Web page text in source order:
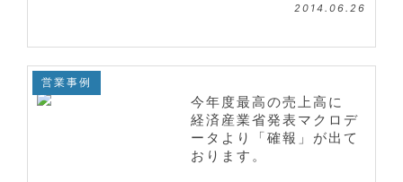
2014.06.26
営業事例
今年度最高の売上高に
経済産業省発表マクロデ
ータより「確報」が出て
おります。